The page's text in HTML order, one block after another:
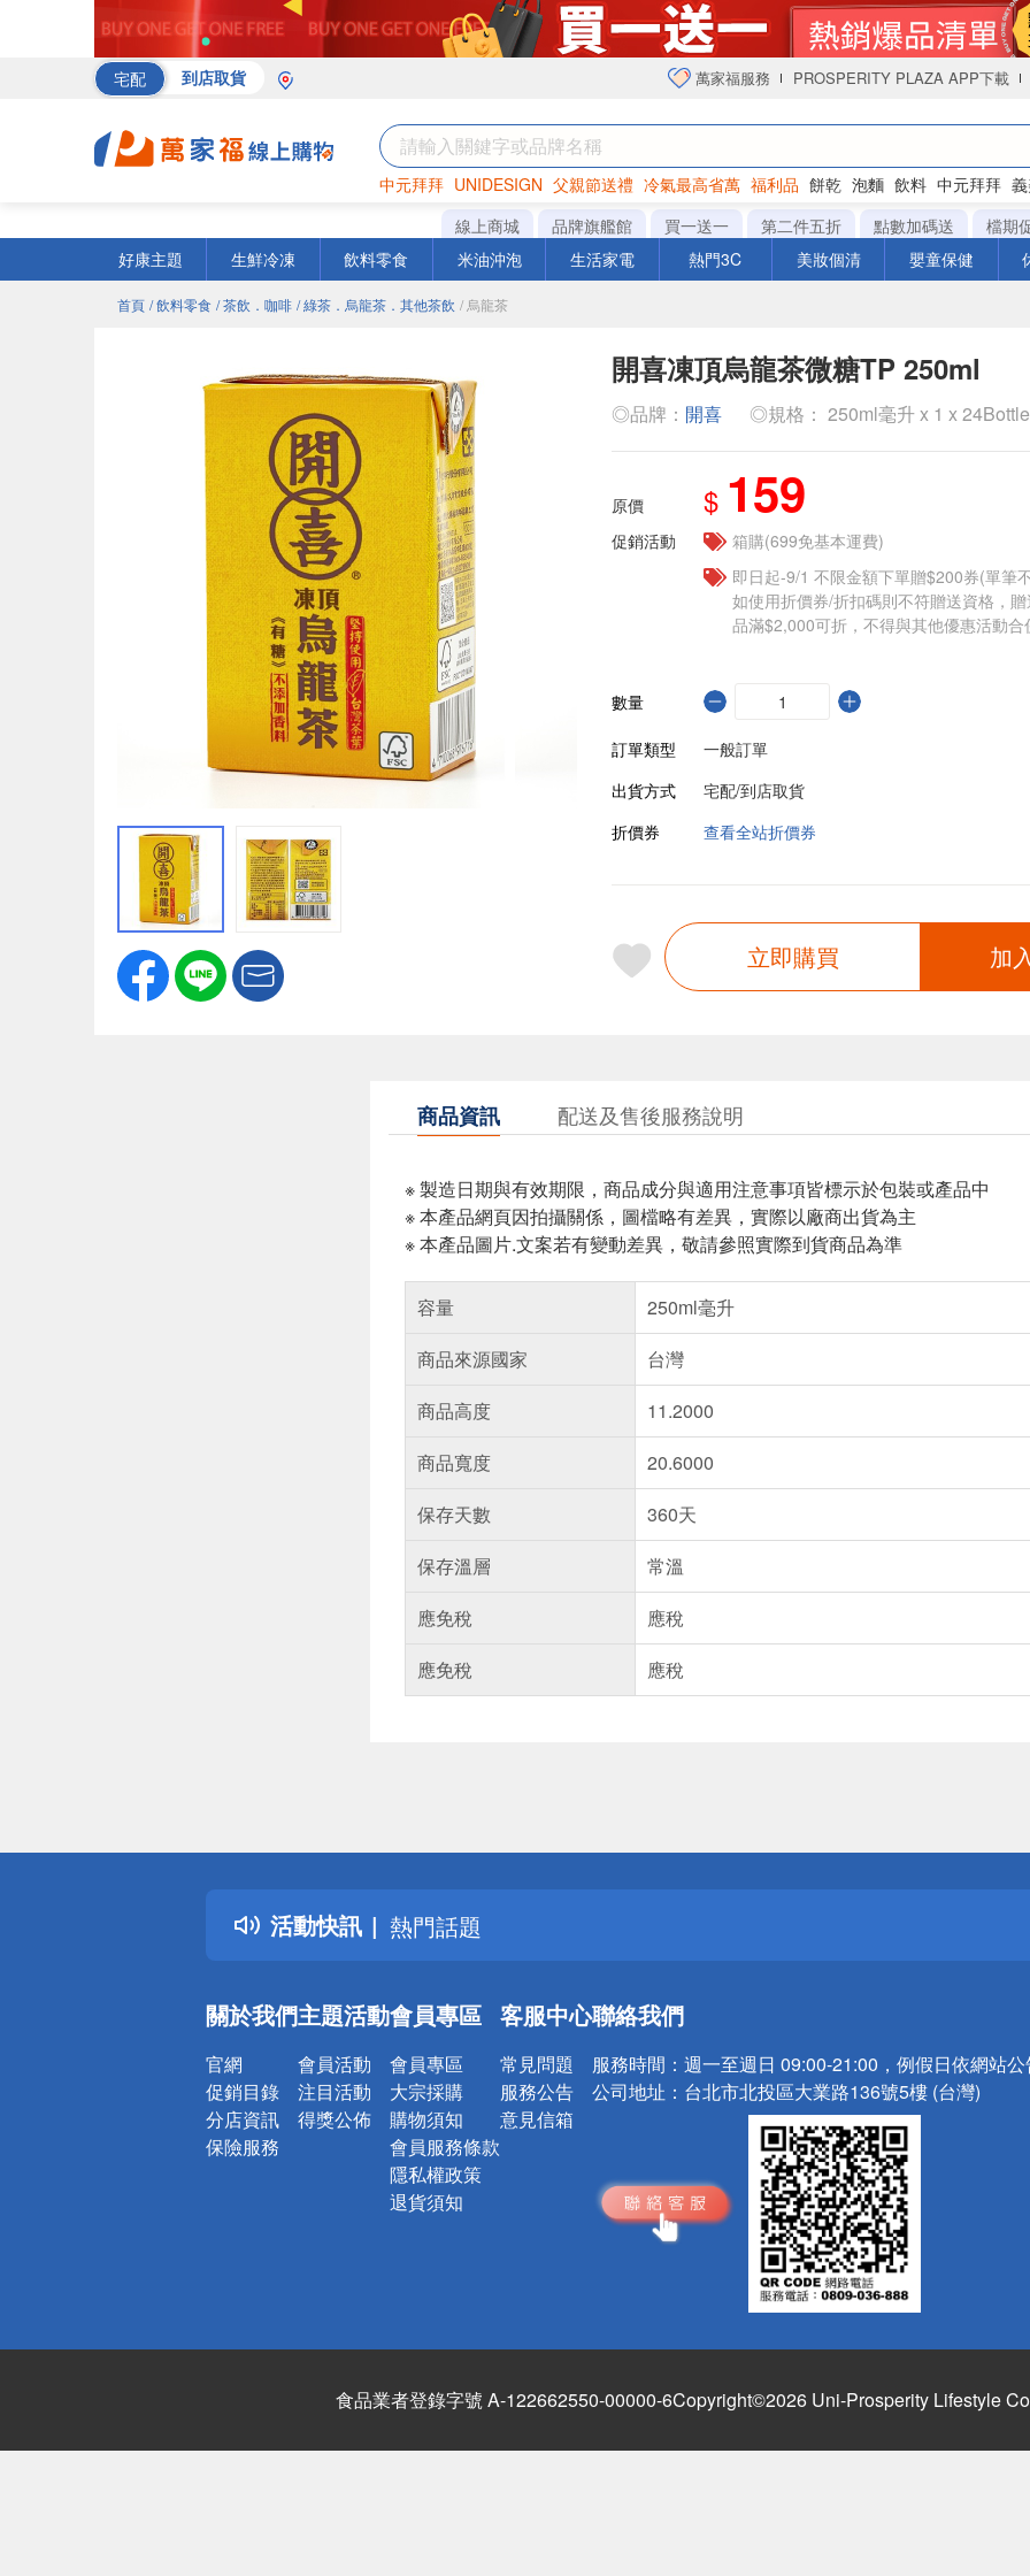
宅配 到店取貨 萬家福服務 PROSPERITY PLAZA APP下載
中元拜拜 UNIDESIGN 父親節送禮 冷氣最高省萬 福利品 餅乾 泡麵 飲料 中元拜拜
巧克力 罐頭 衛生紙
線上商城 品牌旗艦館 買一送一 第二件五折 點數加碼送
檔期
好康主題
生鮮冷凍 飲料零食 米油沖泡 生活家電 熱門3C 美妝個清 嬰童保健
首頁 / 飲料零食 / 茶飲．咖啡 / 綠茶．烏龍茶．其他茶飲 / 烏龍茶
開喜凍頂烏龍茶微糖TP 250ml
◎品牌： 開喜 ◎規格： 250ml毫升 x 1 x
原價 $ 159
促銷活動
箱購(699免基本運費)
即日起-9/1 不限金額下單贈$200券(單筆
如使用折價券/折扣碼則不符贈送資格，
品滿$2,000可折，不得與其他優惠活動合
數量
訂單類型
一般訂單
出貨方式
宅配/到店取貨
折價券
查看全站折價券
立即購買 加
商品資訊 配送及售後服務說明
※ 製造日期與有效期限，商品成分與適用注意事項皆標示於包裝或產品中
※ 本產品網頁因拍攝關係，圖檔略有差異，實際以廠商出貨為主
※ 本產品圖片.文案若有變動差異，敬請參照實際到貨商品為準
容量
250ml毫升
商品來源國家
台灣
商品高度
11.2000
商品寬度
20.6000
保存天數
360天
保存溫層
常溫
應免稅
應稅
應免稅
應稅
活動快訊
詐騙網頁！請小心！
得獎公告
熱門話題
銀行優惠
詐騙網頁！請小心！
關於我們
官網
促銷目錄
分店資訊
保險服務
主題活動
會員活動
注目活動
得獎公佈
會員專區
會員專區
大宗採購
購物須知
會員服務條款
隱私權政策
退貨須知
客服中心
常見問題
服務公告
意見信箱
聯絡我們
服務時間： 週一至週日 09:00-21:00，例假日依網站
公司地址： 台北市北投區大業路136號5樓 (台灣)
食品業者登錄字號 A-122662550-00000-6Copyright©2026 Uni-Prosperity Lifestyle